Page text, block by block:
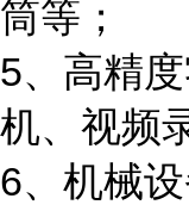
筒等；
5、高精
机、视频
6、机械